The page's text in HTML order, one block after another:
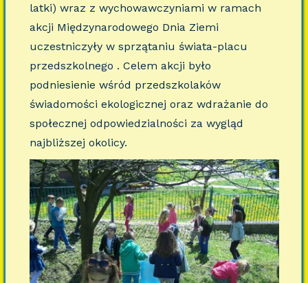
latki) wraz z wychowawczyniami w ramach
akcji Międzynarodowego Dnia Ziemi
uczestniczyły w sprzątaniu świata-placu
przedszkolnego . Celem akcji było
podniesienie wśród przedszkolaków
świadomości ekologicznej oraz wdrażanie do
społecznej odpowiedzialności za wygląd
najbliższej okolicy.